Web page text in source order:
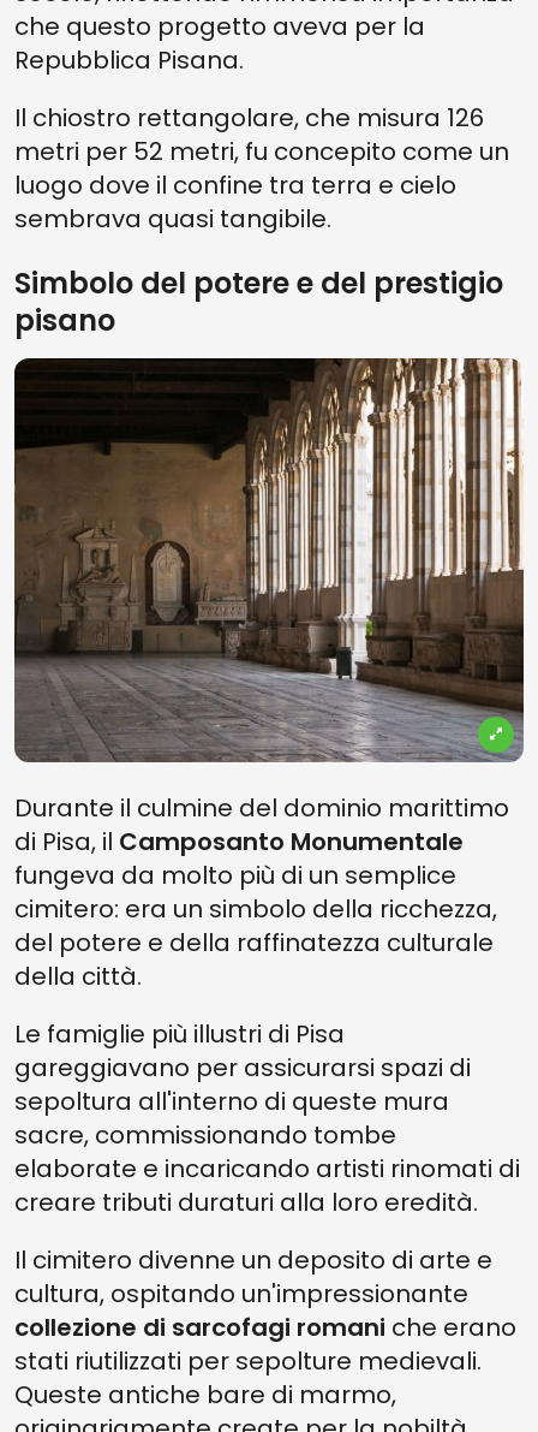
che questo progetto aveva per la
Repubblica Pisana.
Il chiostro rettangolare, che misura 126
metri per 52 metri, fu concepito come un
luogo dove il confine tra terra e cielo
sembrava quasi tangibile.
Simbolo del potere e del prestigio
pisano
Durante il culmine del dominio marittimo
di Pisa, il Camposanto Monumentale
fungeva da molto più di un semplice
cimitero: era un simbolo della ricchezza,
del potere e della raffinatezza culturale
della città.
Le famiglie più illustri di Pisa
gareggiavano per assicurarsi spazi di
sepoltura all'interno di queste mura
sacre, commissionando tombe
elaborate e incaricando artisti rinomati di
creare tributi duraturi alla loro eredità.
Il cimitero divenne un deposito di arte e
cultura, ospitando un'impressionante
collezione di sarcofagi romani che erano
stati riutilizzati per sepolture medievali.
Queste antiche bare di marmo,